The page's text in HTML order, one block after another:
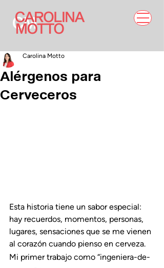
Alérgenos para
Cerveceros
Carolina Motto
Esta historia tiene un sabor especial:
hay recuerdos, momentos, personas,
lugares, sensaciones que se me vienen
al corazón cuando pienso en cerveza.
Mi primer trabajo como “ingeniera-de-